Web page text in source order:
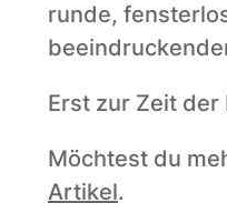
runde,
Erst zur Zeit
Artikel.